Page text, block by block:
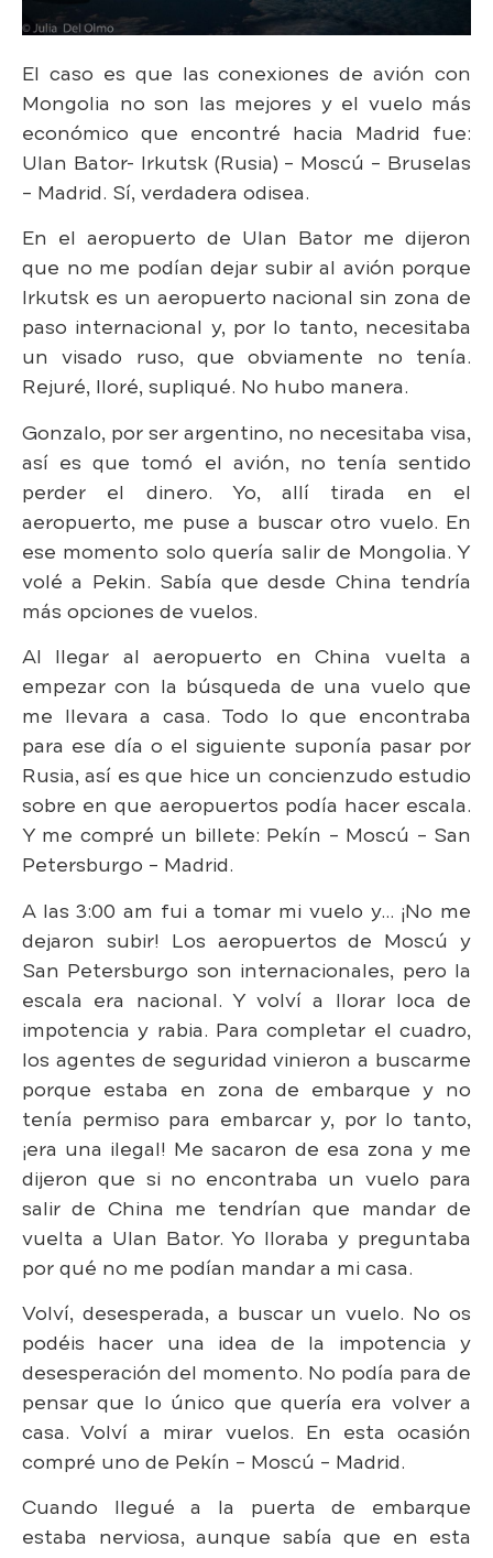
El caso es que las conexiones de avión con
Mongolia no son las mejores y el vuelo más
económico que encontré hacia Madrid fue:
Ulan Bator- Irkutsk (Rusia) – Moscú – Bruselas
– Madrid. Sí, verdadera odisea.
En el aeropuerto de Ulan Bator me dijeron
que no me podían dejar subir al avión porque
Irkutsk es un aeropuerto nacional sin zona de
paso internacional y, por lo tanto, necesitaba
un visado ruso, que obviamente no tenía.
Rejuré, lloré, supliqué. No hubo manera.
Gonzalo, por ser argentino, no necesitaba visa,
así es que tomó el avión, no tenía sentido
perder el dinero. Yo, allí tirada en el
aeropuerto, me puse a buscar otro vuelo. En
ese momento solo quería salir de Mongolia. Y
volé a Pekin. Sabía que desde China tendría
más opciones de vuelos.
Al llegar al aeropuerto en China vuelta a
empezar con la búsqueda de una vuelo que
me llevara a casa. Todo lo que encontraba
para ese día o el siguiente suponía pasar por
Rusia, así es que hice un concienzudo estudio
sobre en que aeropuertos podía hacer escala.
Y me compré un billete: Pekín – Moscú – San
Petersburgo – Madrid.
A las 3:00 am fui a tomar mi vuelo y… ¡No me
dejaron subir! Los aeropuertos de Moscú y
San Petersburgo son internacionales, pero la
escala era nacional. Y volví a llorar loca de
impotencia y rabia. Para completar el cuadro,
los agentes de seguridad vinieron a buscarme
porque estaba en zona de embarque y no
tenía permiso para embarcar y, por lo tanto,
¡era una ilegal! Me sacaron de esa zona y me
dijeron que si no encontraba un vuelo para
salir de China me tendrían que mandar de
vuelta a Ulan Bator. Yo lloraba y preguntaba
por qué no me podían mandar a mi casa.
Volví, desesperada, a buscar un vuelo. No os
podéis hacer una idea de la impotencia y
desesperación del momento. No podía para de
pensar que lo único que quería era volver a
casa. Volví a mirar vuelos. En esta ocasión
compré uno de Pekín – Moscú – Madrid.
Cuando llegué a la puerta de embarque
estaba nerviosa, aunque sabía que en esta